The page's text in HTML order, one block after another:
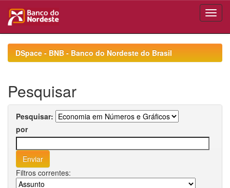
navigationDSpace - BNB - Banco do Nordeste do Brasil
Pesquisar
Pesquisar:
por
Filtros correntes: